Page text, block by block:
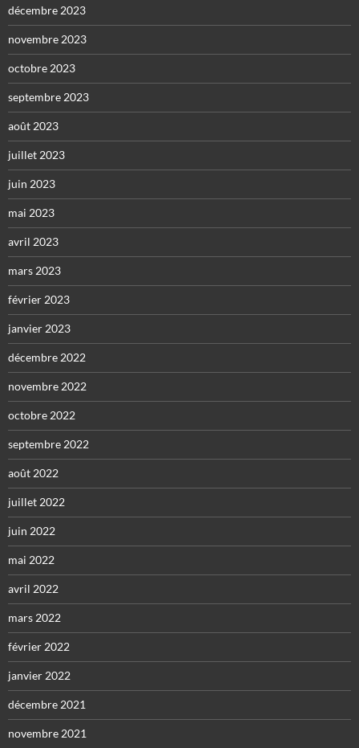
décembre 2023
novembre 2023
octobre 2023
septembre 2023
août 2023
juillet 2023
juin 2023
mai 2023
avril 2023
mars 2023
février 2023
janvier 2023
décembre 2022
novembre 2022
octobre 2022
septembre 2022
août 2022
juillet 2022
juin 2022
mai 2022
avril 2022
mars 2022
février 2022
janvier 2022
décembre 2021
novembre 2021